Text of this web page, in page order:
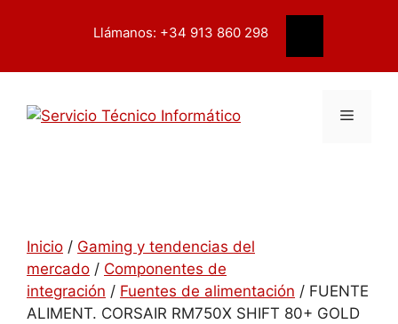
Buscar
Llámanos: +34 913 860 298
Menú
Inicio / Gaming y tendencias del
mercado / Componentes de
integración / Fuentes de alimentación / FUENTE
ALIMENT. CORSAIR RM750X SHIFT 80+ GOLD